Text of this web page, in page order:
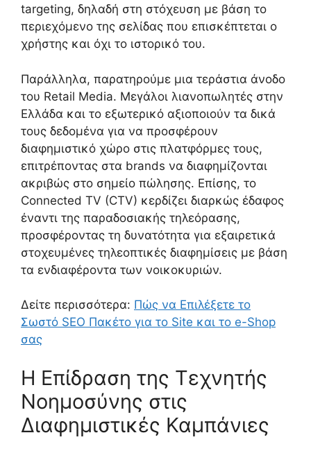
targeting, δηλαδή στη στόχευση με βάση το
περιεχόμενο της σελίδας που επισκέπτεται ο
χρήστης και όχι το ιστορικό του.
Παράλληλα, παρατηρούμε μια τεράστια άνοδο
του Retail Media. Μεγάλοι λιανοπωλητές στην
Ελλάδα και το εξωτερικό αξιοποιούν τα δικά
τους δεδομένα για να προσφέρουν
διαφημιστικό χώρο στις πλατφόρμες τους,
επιτρέποντας στα brands να διαφημίζονται
ακριβώς στο σημείο πώλησης. Επίσης, το
Connected TV (CTV) κερδίζει διαρκώς έδαφος
έναντι της παραδοσιακής τηλεόρασης,
προσφέροντας τη δυνατότητα για εξαιρετικά
στοχευμένες τηλεοπτικές διαφημίσεις με βάση
τα ενδιαφέροντα των νοικοκυριών.
Δείτε περισσότερα: Πώς να Επιλέξετε το
Σωστό SEO Πακέτο για το Site και το e-Shop
σας
Η Επίδραση της Τεχνητής
Νοημοσύνης στις
Διαφημιστικές Καμπάνιες